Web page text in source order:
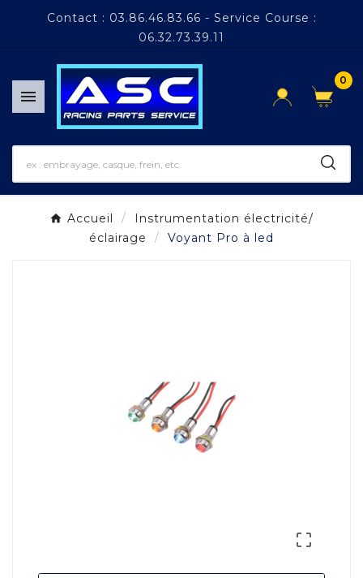
Contact : 03.86.46.83.66 - Service Course :
06.32.73.39.11

0
Accueil
Instrumentation électricité/
éclairage
Voyant Pro à led
